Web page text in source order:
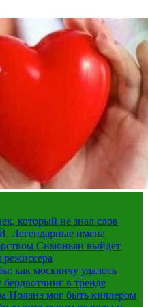
который не знал слов
Легендарные имена
Симоньян выйдет
как москвичу удалось
в тренде
Нолана мог быть киллером